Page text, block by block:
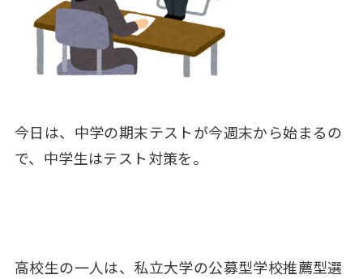
今日は、中学の期末テストが今週末から始まるの
で、中学生はテスト対策を。
高校生の一人は、私立大学の公募型学校推薦型選